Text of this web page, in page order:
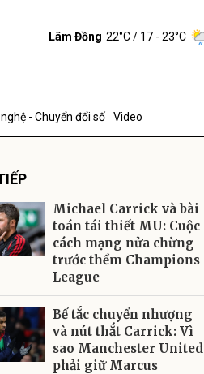
Lâm Đồng 22°C/ 17 - 23°C
- Chuyển đổi số Video
Michael Carrick và bài
toán tái thiết MU: Cuộc
cách mạng nửa chừng
trước thềm Champions
League
Bế tắc chuyển nhượng
và nút thắt Carrick: Vì
sao Manchester United
phải giữ Marcus